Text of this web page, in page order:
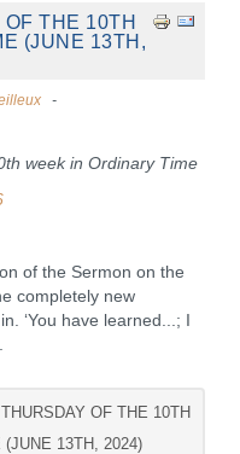
THE 10TH
(JUNE 13TH,
week in Ordinary Time
of the Sermon on the
completely new
‘You have learned...; I
OF THE 10TH
13TH, 2024)